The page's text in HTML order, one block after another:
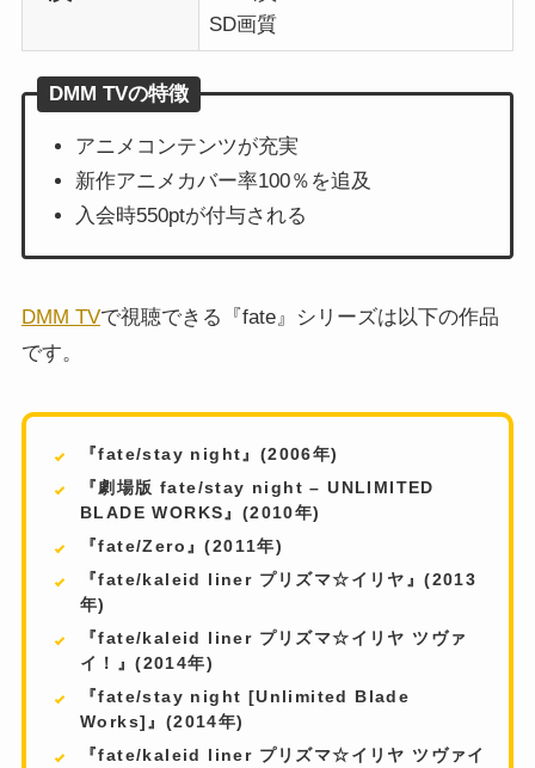
SD画質
DMM TVの特徴
アニメコンテンツが充実
新作アニメカバー率100％を追及
入会時550ptが付与される
DMM TVで視聴できる『fate』シリーズは以下の作品
です。
『fate/stay night』(2006年)
『劇場版 fate/stay night – UNLIMITED
BLADE WORKS』(2010年)
『fate/Zero』(2011年)
『fate/kaleid liner プリズマ☆イリヤ』(2013
年)
『fate/kaleid liner プリズマ☆イリヤ ツヴァ
イ！』(2014年)
『fate/stay night [Unlimited Blade
Works]』(2014年)
『fate/kaleid liner プリズマ☆イリヤ ツヴァイ